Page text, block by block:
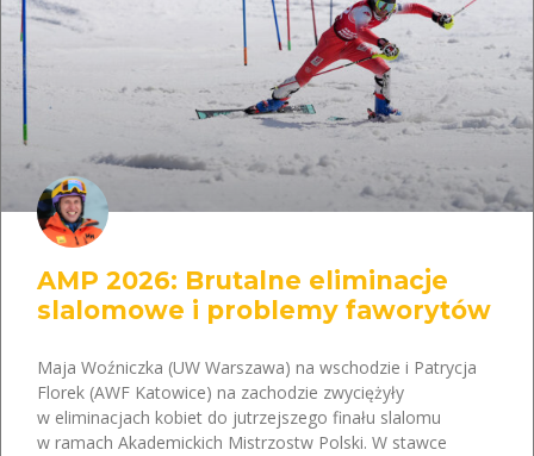
AMP 2026: Brutalne eliminacje
slalomowe i problemy faworytów
Maja Woźniczka (UW Warszawa) na wschodzie i Patrycja
Florek (AWF Katowice) na zachodzie zwyciężyły
w eliminacjach kobiet do jutrzejszego finału slalomu
w ramach Akademickich Mistrzostw Polski. W stawce